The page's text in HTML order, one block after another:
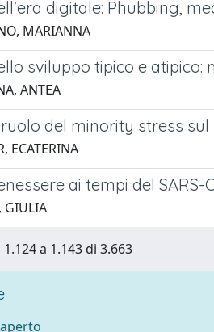
digitale: Phubbing,
MARIANNA
sviluppo tipico e
ANTEA
del minority stress
ECATERINA
ai tempi del SARS-
GIULIA
a 1.143 di 3.663